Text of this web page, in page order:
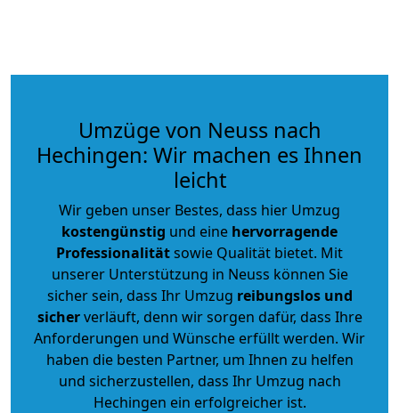
Umzüge von Neuss nach
Hechingen: Wir machen es Ihnen
leicht
Wir geben unser Bestes, dass hier Umzug
kostengünstig und eine hervorragende
Professionalitätsowie Qualität bietet. Mit
unserer Unterstützung in Neuss können Sie
sicher sein, dass Ihr Umzug reibungslos und
sicherverläuft, denn wir sorgen dafür, dass Ihre
Anforderungen und Wünsche erfüllt werden. Wir
haben die besten Partner, um Ihnen zu helfen
und sicherzustellen, dass Ihr Umzug nach
Hechingen ein erfolgreicher ist.